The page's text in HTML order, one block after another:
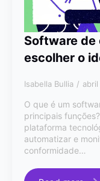
Software de
escolher o
Isabella Bullia
O que é um
principais
plataforma
automatizar e
conformidade…